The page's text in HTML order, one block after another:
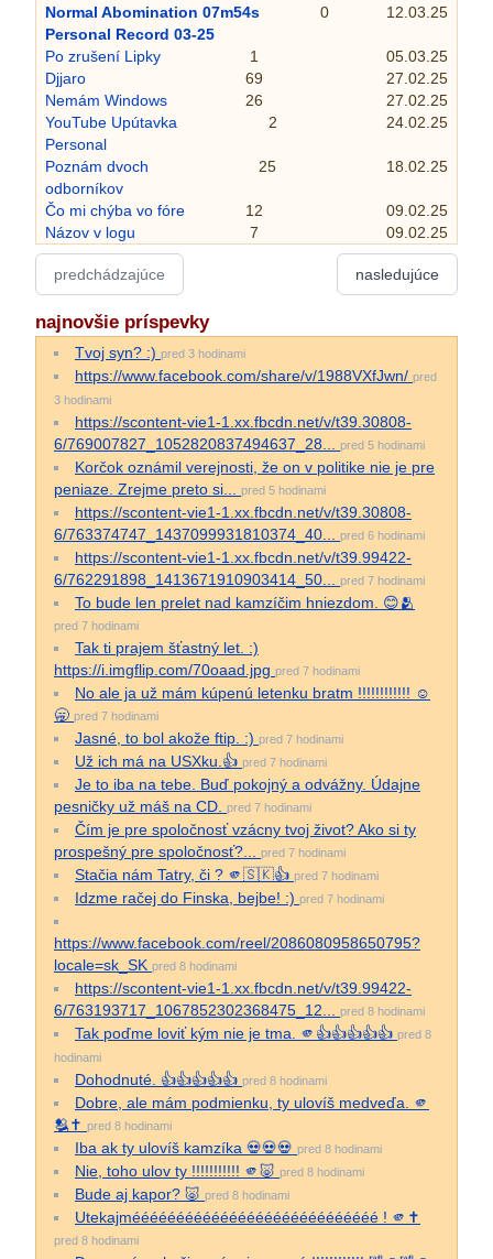
Normal Abomination 07m54s
Personal Record 03-25
0 12.03.25
Po zrušení Lipky 1
05.03.25
Djjaro
69
27.02.25
Nemám Windows
26
27.02.25
YouTube Upútavka
Personal
2 24.02.25
Poznám dvoch
odborníkov
25 18.02.25
Čo mi chýba vo fóre 12
09.02.25
Názov v logu
7 09.02.25
predchádzajúce nasledujúce
najnovšie príspevky
Tvoj syn? :) pred 3 hodinami
https://www.facebook.com/share/v/1988VXfJwn/ pred
3 hodinami
https://scontent-vie1-1.xx.fbcdn.net/v/t39.30808-
6/769007827_1052820837494637_28...
pred 5 hodinami
Korčok oznámil verejnosti, že on v politike nie je pre
peniaze. Zrejme preto si...
pred 5 hodinami
https://scontent-vie1-1.xx.fbcdn.net/v/t39.30808-
6/763374747_1437099931810374_40...
pred 6 hodinami
https://scontent-vie1-1.xx.fbcdn.net/v/t39.99422-
6/762291898_1413671910903414_50...
pred 7 hodinami
To bude len prelet nad kamzíčim hniezdom. 😊🫂
pred 7 hodinami
Tak ti prajem šťastný let. :)
https://i.imgflip.com/70oaad.jpg pred 7 hodinami
No ale ja už mám kúpenú letenku bratm !!!!!!!!!!!! ☺️
🥱 pred 7 hodinami
Jasné, to bol akože ftip. :) pred 7 hodinami
Už ich má na USXku.👍 pred 7 hodinami
Je to iba na tebe. Buď pokojný a odvážny. Údajne
pesničky už máš na CD.
pred 7 hodinami
Čím je pre spoločnosť vzácny tvoj život? Ako si ty
prospešný pre spoločnosť?...
pred 7 hodinami
Stačia nám Tatry, či ? 🫵🇸🇰👍 pred 7 hodinami
Idzme račej do Finska, bejbe! :) pred 7 hodinami
https://www.facebook.com/reel/2086080958650795?
locale=sk_SK pred 8 hodinami
https://scontent-vie1-1.xx.fbcdn.net/v/t39.99422-
6/763193717_1067852302368475_12...
pred 8 hodinami
Tak poďme loviť kým nie je tma. 🫵👍👍👍👍👍 pred 8
hodinami
Dohodnuté. 👍👍👍👍👍 pred 8 hodinami
Dobre, ale mám podmienku, ty ulovíš medveďa. 🫵
🫂✝️ pred 8 hodinami
Iba ak ty ulovíš kamzíka 💀💀💀 pred 8 hodinami
Nie, toho ulov ty !!!!!!!!!!! 🫵🐷 pred 8 hodinami
Bude aj kapor? 🐷 pred 8 hodinami
Utekajméééééééééééééééééééééééééééé ! 🫵✝️
pred 8 hodinami